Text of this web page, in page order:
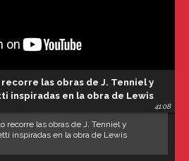
las obras de J. Tenniel y
inspiradas en la obra de Lewis
41:08
recorre las obras de J. Tenniel y
inspiradas en la obra de Lewis